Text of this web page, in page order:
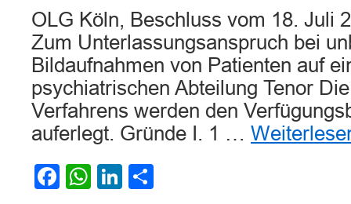
News“
OLG Köln, Beschluss vom 18. Juli
Zum Unterlassungsanspruch bei
Bildaufnahmen von Patienten auf
psychiatrischen Abteilung Tenor
Verfahrens werden den
auferlegt. Gründe I. 1 …
Facebook
WhatsApp
LinkedIn